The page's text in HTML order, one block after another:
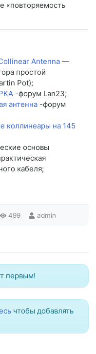
«повторяемость
Antenna —
простой
Pot);
-форум Lan23;
антенна -форум
коллинеары на 145
основы
кабеля;
499 admin
первым!
чтобы добавлять